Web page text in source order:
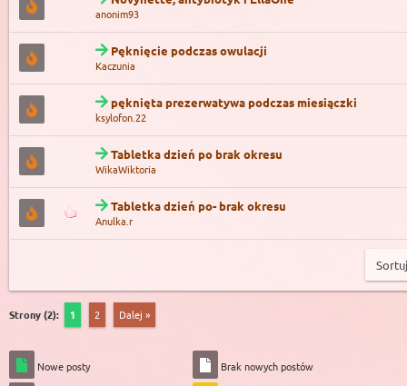
anonim93
Pęknięcie podczas owulacji
Kaczunia
pęknięta prezerwatywa podczas miesiączki
ksylofon.22
Tabletka dzień po brak okresu
WikaWiktoria
Tabletka dzień po- brak okresu
Anulka.r
Strony (2): 1 2 Dalej »
Nowe posty Brak nowych postów